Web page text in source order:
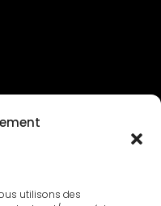
utilisons des